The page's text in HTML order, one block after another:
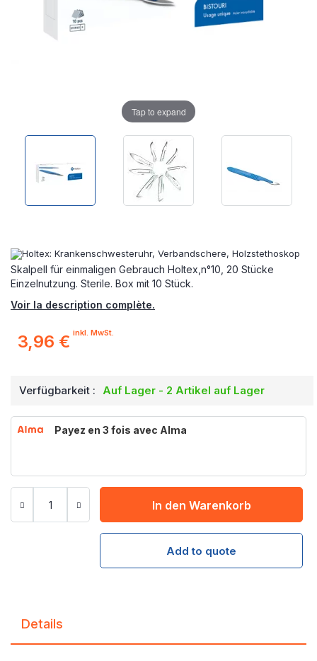
Skalpell für einmaligen Gebrauch Holtex,n°10, 20 Stücke
Einzelnutzung. Sterile. Box mit 10 Stück.
Voir la description complète.
3,96 € inkl. MwSt.
Verfügbarkeit : Auf Lager - 2 Artikel auf Lager
Payez en 3 fois avec Alma
In den Warenkorb
Add to quote
Tap to expand
Details